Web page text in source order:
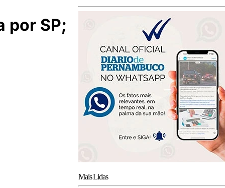
por SP;
Mais Lidas